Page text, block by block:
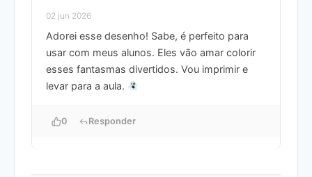
02 jun 2026
Adorei esse desenho! Sabe, é perfeito para
usar com meus alunos. Eles vão amar colorir
esses fantasmas divertidos. Vou imprimir e
levar para a aula.
0 Responder